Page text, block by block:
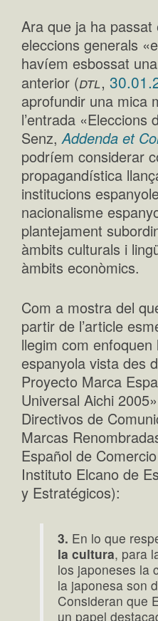
Ara que ja ha
eleccions generals
havíem esbossat
anterior (dtl,
aprofundir una mica
l’entrada «Eleccions
Senz,Addenda et
podríem considerar
propagandística
institucions
nacionalisme
plantejament
àmbits culturals i
àmbits econòmics.
Com a mostra del
partir de l’article
llegim com
espanyola vista des
Proyecto Marca
Universal Aichi
Directivos de
Marcas
Español de
Instituto Elcano de
y Estratégicos):
3. En lo que
la cultura, para
los japoneses la
la japonesa son
Consideran que
un papel